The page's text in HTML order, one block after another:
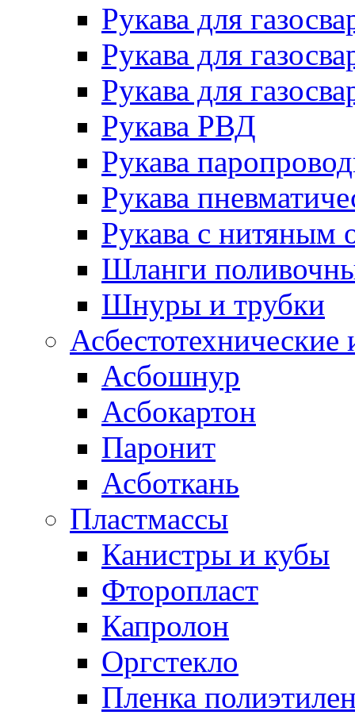
Рукава для
Рукава для
Рукава для
Рукава РВД
Рукава
Рукава
Рукава с нитяным
Шланги
Шнуры и трубки
Асбестотехнические
Асбошнур
Асбокартон
Паронит
Асботкань
Пластмассы
Канистры и кубы
Фторопласт
Капролон
Оргстекло
Пленка